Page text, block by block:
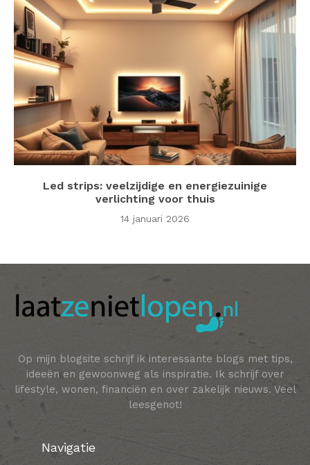
Led strips: veelzijdige en energiezuinige
verlichting voor thuis
14 januari 2026
Op mijn blogsite schrijf ik interessante blogs met tips,
ideeën en gewoonweg als inspiratie. Ik schrijf over
lifestyle, wonen, financiën en over zakelijk nieuws. Veel
leesgenot!
Navigatie